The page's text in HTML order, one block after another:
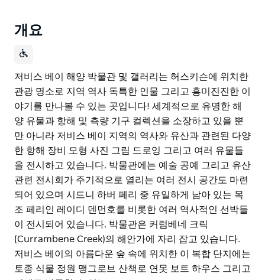
개요
저비스 베이 해양 박물관 및 갤러리는 허스키슨에 위치한
관광 명소로 지역 역사 독특한 인물 그리고 흥미진진한 이
야기를 만나볼 수 있는 곳입니다! 세계적으로 유명한 해
양 유물과 항해 및 측량 기구 컬렉션을 소장하고 있을 뿐
만 아니라 저비스 베이 지역의 역사와 유산과 관련된 다양
한 항해 장비 모형 사진 그림 드로잉 그리고 여러 유물들
을 전시하고 있습니다. 박물관에는 예술 공예 그리고 유산
관련 전시회가 주기적으로 열리는 여러 전시 공간도 마련
되어 있으며 시드니 하버 페리 중 유일하게 남아 있는 목
조 페리인 레이디 덴먼호를 비롯한 여러 역사적인 선박들
이 전시되어 있습니다. 박물관은 커럼베네 크릭
(Currambene Creek)의 해안가에 자리 잡고 있습니다.
저비스 베이의 아름다운 숲 속에 위치한 이 복합 단지에는
토종 식물 정원 맹그로브 산책로 연못 보트 하우스 그리고